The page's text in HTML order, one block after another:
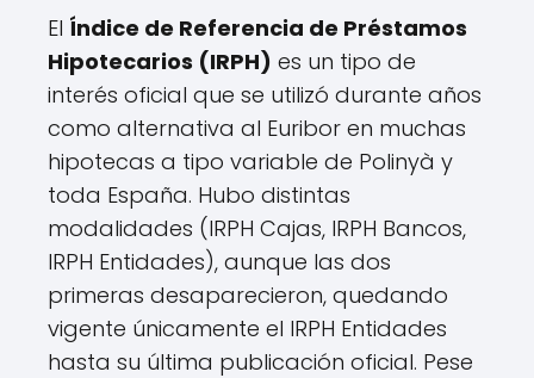
El Índice de Referencia de Préstamos
Hipotecarios (IRPH) es un tipo de
interés oficial que se utilizó durante años
como alternativa al Euribor en muchas
hipotecas a tipo variable de Polinyà y
toda España. Hubo distintas
modalidades (IRPH Cajas, IRPH Bancos,
IRPH Entidades), aunque las dos
primeras desaparecieron, quedando
vigente únicamente el IRPH Entidades
hasta su última publicación oficial. Pese